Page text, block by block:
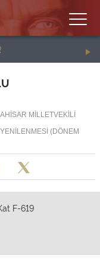
MİLLETVEKİLİ
(DÖNEM
F-619